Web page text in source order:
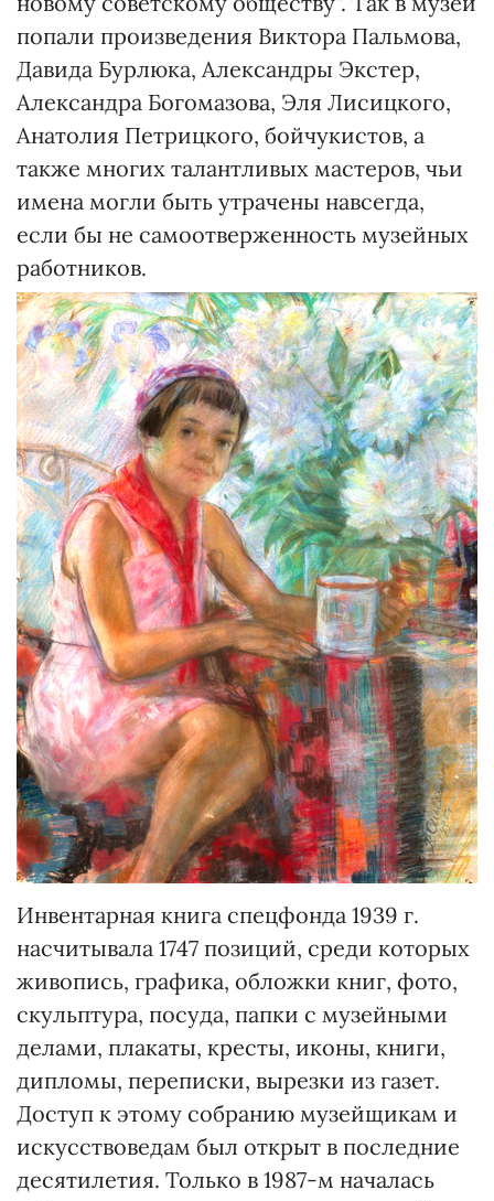
попали произведения Виктора Пальмова,
Давида Бурлюка, Александры Экстер,
Александра Богомазова, Эля Лисицкого,
Анатолия Петрицкого, бойчукистов, а
также многих талантливых мастеров, чьи
имена могли быть утрачены навсегда,
если бы не самоотверженность музейных
работников.
Инвентарная книга спецфонда 1939 г.
насчитывала 1747 позиций, среди которых
живопись, графика, обложки книг, фото,
скульптура, посуда, папки с музейными
делами, плакаты, кресты, иконы, книги,
дипломы, переписки, вырезки из газет.
Доступ к этому собранию музейщикам и
искусствоведам был открыт в последние
десятилетия. Только в 1987-м началась